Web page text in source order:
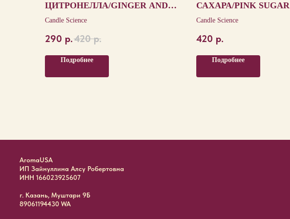
ЦИТРОНЕЛЛА/GINGER AND
SAFFRON CITRONELLA
Candle Science
290 р.420 р.
Подробнее
САХАРА/PINK SUGAR
CRYSTALS
Candle Science
420 р.
Подробнее
AromaUSA
ИП Зайнуллина Алсу Робертовна
ИНН 166023925607
г. Казань, Муштари 9Б
89061194430 WA